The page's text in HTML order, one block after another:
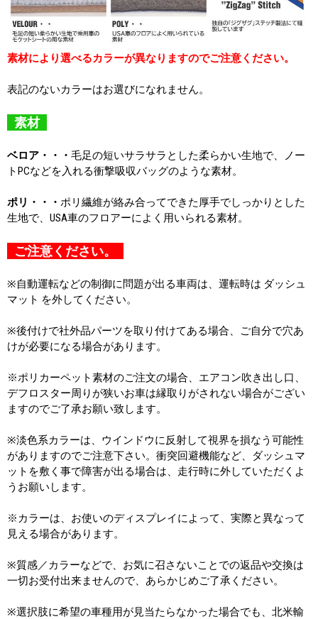
素材により選べるカラーが異なりますのでご注意ください。
表記のないカラーはお選びになれません。
素材
ベロア・・・ 毛足の短いサラサラとした柔らかい生地で、ノー
トPCなどを入れる衝撃吸収バッグのような素材。
ポリ・・・ ポリ繊維が絡み合ってできた厚手でしっかりとした
生地で、USA車のフロアーによく用いられる素材。
ご注意ください。
※自動運転などの制御に問題が出る車両は、運転時は ダッシュ
マット を外してください。
※後付けで社外品パーツを取り付けてある場合、ご自分で穴あ
けが必要になる場合があります。
※ポリカーペット素材のご注文の場合、エアコン吹き出し口、
デフロスター周りが狭いお車は縁取りがされない場合がござい
ますのでご了承お願い致します。
※淡色系カラーは、ウインドウに反射して視界を損なう可能性
がありますのでご注意下さい。衝突回避機能など、ダッシュマ
ットを敷く事で障害が出る場合は、走行時に外していただくよ
うお願いします。
※カラーは、お使いのディスプレイによって、実際と異なって
見える場合があります。
※質感／カラーなどで、お気に召さないことでの返品や交換は
一切お受付出来ませんので、あらかじめご了承ください。
※選択肢に希望の車種用が見当たらなかった場合でも、北米輸